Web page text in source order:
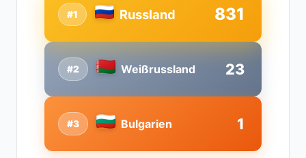
#2 Weißrussland 23
#1 Russland 831
#3 Bulgarien 1